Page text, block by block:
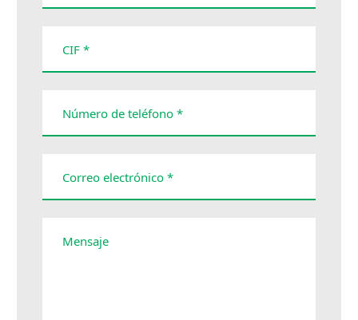
CIF *
Número de teléfono *
Correo electrónico *
Mensaje